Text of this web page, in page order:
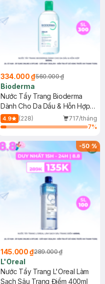
334.000 ₫560.000 ₫
Bioderma
Nước Tẩy Trang Bioderma
Dành Cho Da Dầu & Hỗn Hợp
500ml
4.9 (228)
717/tháng
7%
-50%
145.000 ₫289.000 ₫
L'Oreal
Nước Tẩy Trang L'Oreal Làm
Sạch Sâu Trang Điểm 400ml